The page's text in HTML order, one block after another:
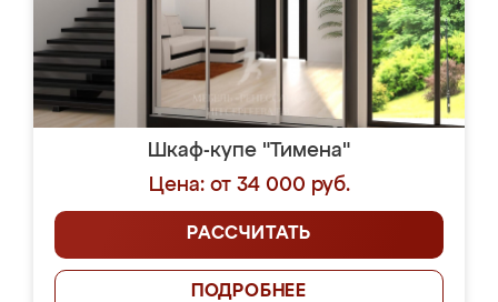
Шкаф-купе "Тимена"
Цена: от 34 000 руб.
РАССЧИТАТЬ
ПОДРОБНЕЕ